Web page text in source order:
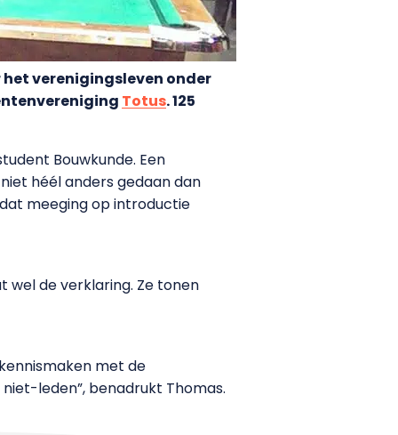
verenigingsleven onder
Totus. 125
Bouwkunde. Een
héél anders gedaan dan
meeging op introductie
wel de verklaring. Ze tonen
met de
leden”, benadrukt Thomas.